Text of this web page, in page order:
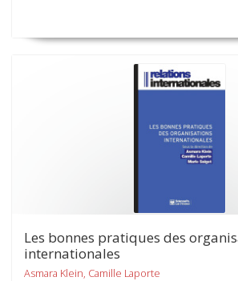
Les bonnes pratiques des
internationales
Asmara Klein, Camille Laporte